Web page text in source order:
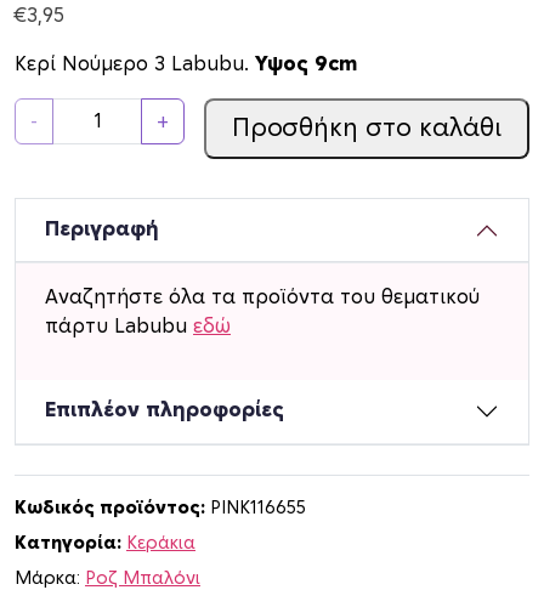
€3,95
Κερί Νούμερο 3 Labubu. Υψος 9cm
-
ε
ί
ο
b
u
b
+ Προσθήκη στο καλάθι
Περιγραφή
Αναζητήστε όλα τα προϊόντα του θεματικού
πάρτυ Labubu εδώ
Επιπλέον πληροφορίες
Κωδικός προϊόντος: PINK116655
Κατηγορία: Κεράκια
Μάρκα: Ροζ Μπαλόνι